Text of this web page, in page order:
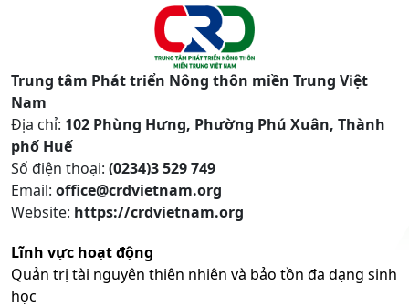
Trung tâm Phát triển Nông thôn miền Trung Việt
Nam
Địa chỉ: 102 Phùng Hưng, Phường Phú Xuân, Thành
phố Huế
Số điện thoại: (0234)3 529 749
Email: office@crdvietnam.org
Website: https://crdvietnam.org
Lĩnh vực hoạt động
Quản trị tài nguyên thiên nhiên và bảo tồn đa dạng sinh
học